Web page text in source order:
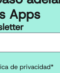
Apps
de privacidad*